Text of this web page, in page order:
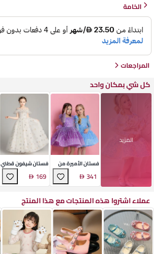
الخامة
المراجعات
كل شي بمكان واحد
المزيد
فستان الأميرة من
مزيج الكتان
341
فستان شيفون قطني
فاخر
169
عملاء اشتروا هذه المنتجات مع هذا المنتج